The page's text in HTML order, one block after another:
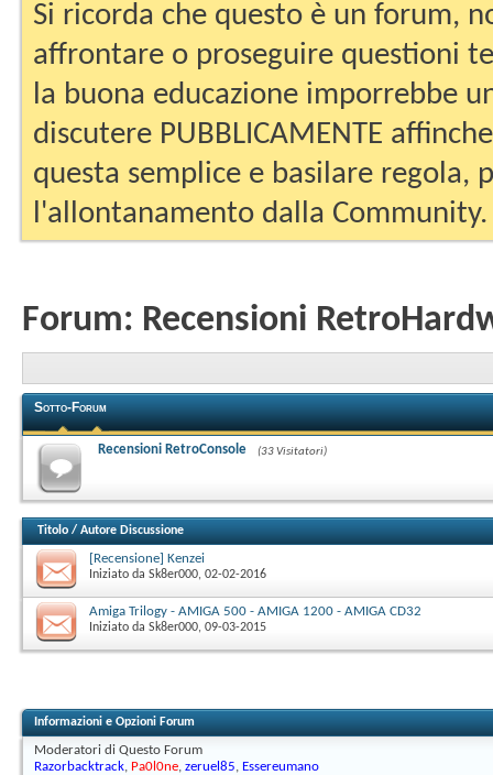
Si ricorda che questo è un forum,
affrontare o proseguire questioni
la buona educazione imporrebbe
discutere PUBBLICAMENTE
questa semplice e basilare regola,
l'allontanamento dalla Community.
Forum: Recensioni
Sotto-Forum
Recensioni RetroConsole (33 Visitatori)
Titolo / Autore Discussione
[Recensione] Kenzei
Iniziato da Sk8er000‎, 02-02-2016
Amiga Trilogy - AMIGA 500 - AMIGA 1200 - AMIGA CD32
Iniziato da Sk8er000‎, 09-03-2015
Informazioni e Opzioni Forum
Moderatori di Questo Forum
Razorbacktrack, Pa0l0ne, zeruel85, Essereumano